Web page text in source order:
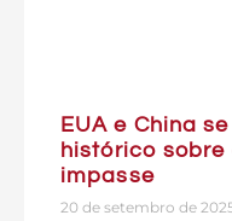
EUA e China
histórico sobre
impasse
20 de setembro de